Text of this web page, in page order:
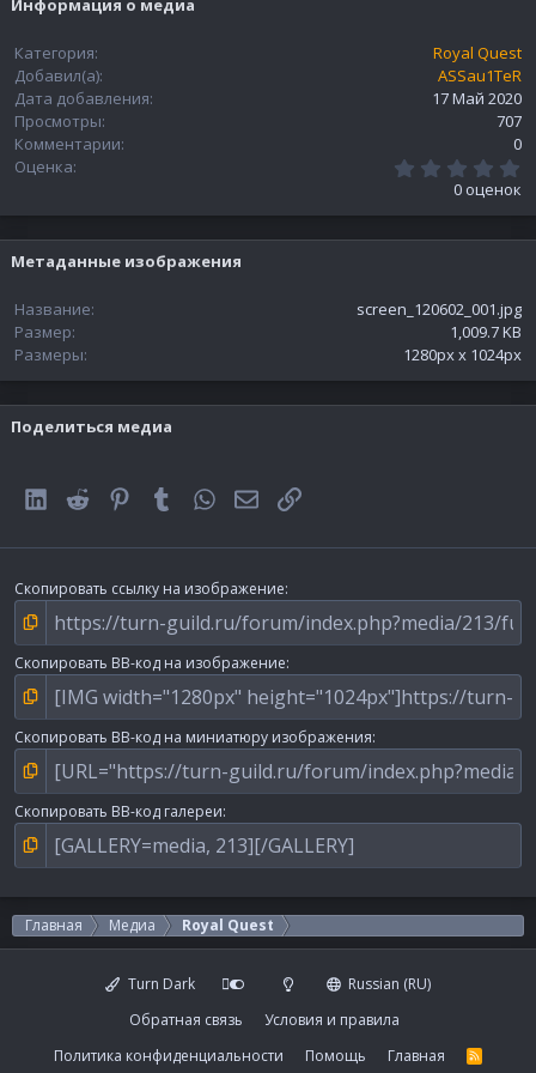
Информация о медиа
Категория
Royal Quest
Добавил(а)
ASSau1TeR
Дата добавления
17 Май 2020
Просмотры
707
Комментарии
0
Оценка
0
з
д
0 оценок
Метаданные изображения
Название
screen_120602_001.jpg
Размер
1,009.7 KB
Размеры
1280px x 1024px
Поделиться медиа
LinkedInReddit PinterestTumblrWhatsAppЭлектронная почта
Ссылка
Скопировать ссылку на изображение
Скопировать BB-код на изображение
Скопировать BB-код на миниатюру изображения
Скопировать BB-код галереи
Главная Медиа Royal Quest
Turn Dark
Russian (RU)
Обратная связь
Условия и правила
Политика конфиденциальности
Помощь Главная
R